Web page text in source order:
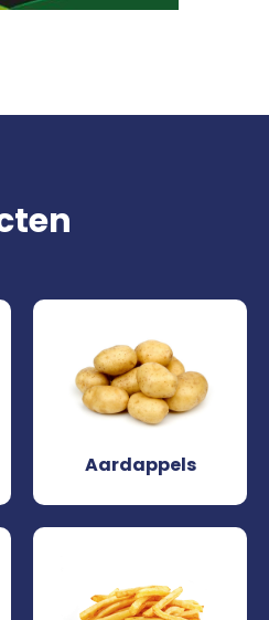
Aardappels